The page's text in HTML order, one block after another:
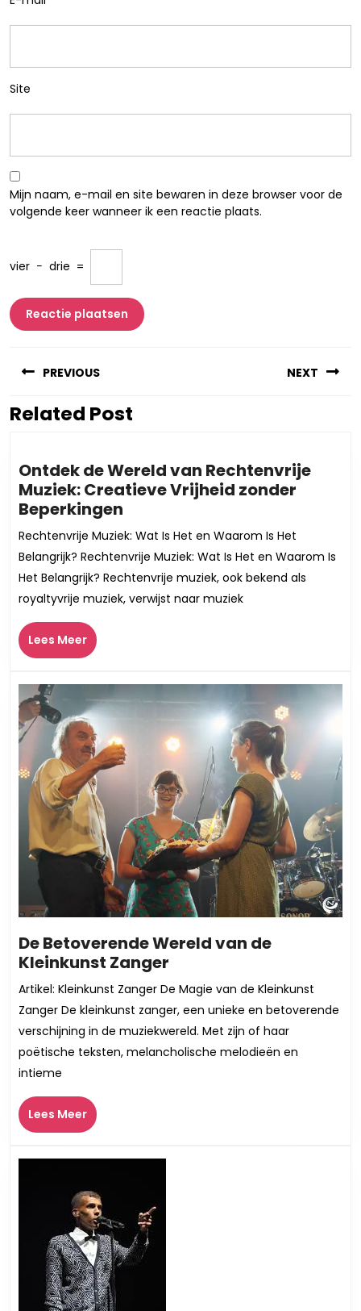
Site
Mijn naam, e-mail en site bewaren in deze browser voor de
volgende keer wanneer ik een reactie plaats.
vier − drie =
PREVIOUS
Vorig
NEXT
Related Post
Ontdek de Wereld van Rechtenvrije
Muziek: Creatieve Vrijheid zonder
Beperkingen
de
Wereld
van
Rechtenvrije
Muziek:
Beperkingen
Rechtenvrije Muziek: Wat Is Het en Waarom Is Het
Belangrijk? Rechtenvrije Muziek: Wat Is Het en Waarom Is
Het Belangrijk? Rechtenvrije muziek, ook bekend als
royaltyvrije muziek, verwijst naar muziek
Lees MeerLees
Meer
De Betoverende Wereld van de
Kleinkunst Zanger
Betoverende
Wereld
van
de
Kleinkunst
Artikel: Kleinkunst Zanger De Magie van de Kleinkunst
Zanger De kleinkunst zanger, een unieke en betoverende
verschijning in de muziekwereld. Met zijn of haar
poëtische teksten, melancholische melodieën en
intieme
Lees MeerLees
Meer